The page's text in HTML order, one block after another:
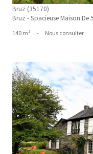
Bruz (35170)
Bruz - Spacieuse Maison De
140 m² - Nous consulter